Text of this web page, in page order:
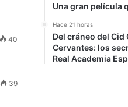
40
39
Una gran película
Hace 21 horas
Del cráneo del
Cervantes: los
Real Academia